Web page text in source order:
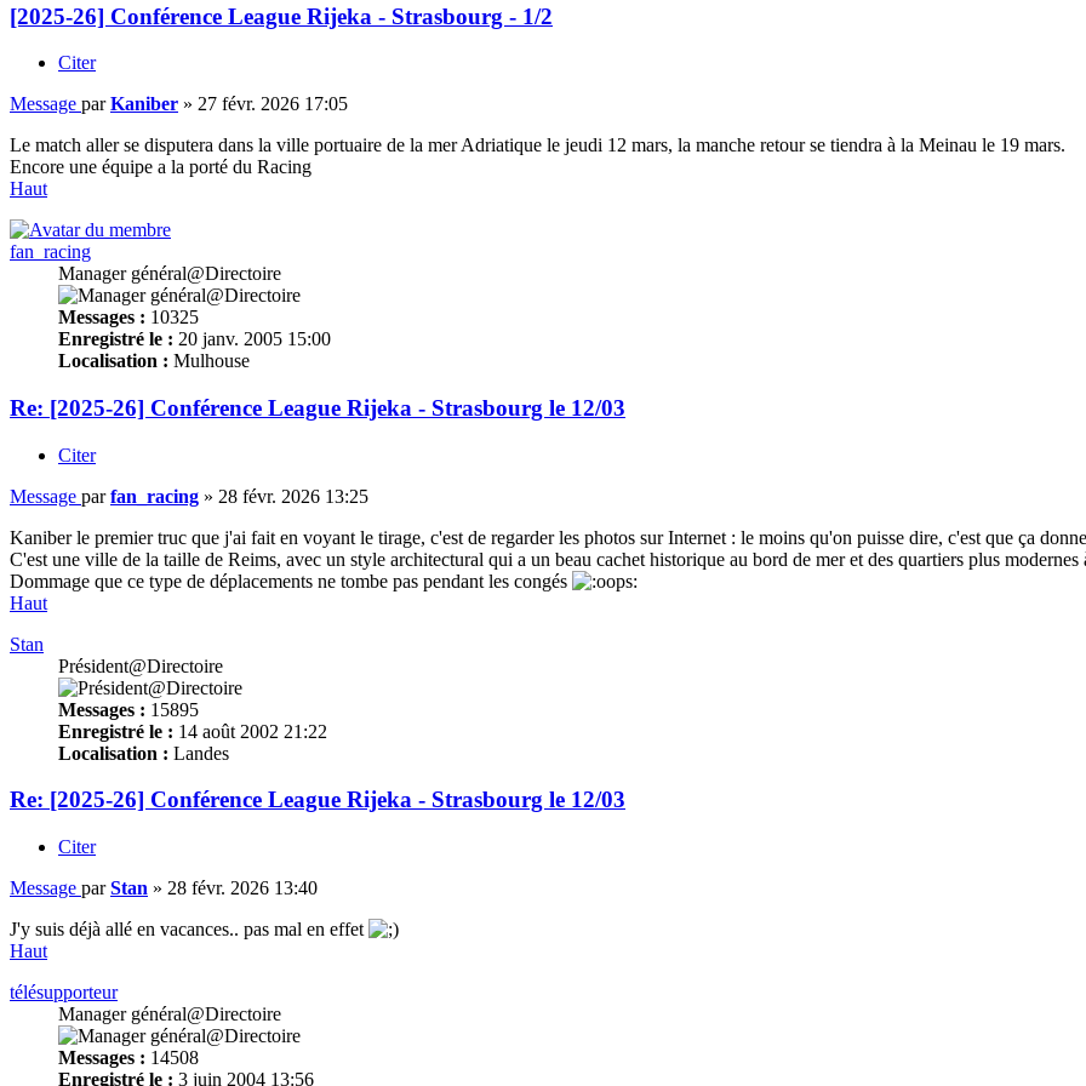
[2025-26] Conférence League Rijeka - Strasbourg - 1/2
Citer
Message parKaniber » 27 févr. 2026 17:05
Le match aller se disputera dans la ville portuaire de la mer Adriatique le jeudi 12 mars, la manche retour se tiendra à la Meinau le 19 mars.
Encore une équipe a la porté du Racing
Haut
fan_racing
Manager général@Directoire
Messages : 10325
Enregistré le : 20 janv. 2005 15:00
Localisation : Mulhouse
Re: [2025-26] Conférence League Rijeka - Strasbourg le 12/03
Citer
Message parfan_racing » 28 févr. 2026 13:25
Kaniber le premier truc que j'ai fait en voyant le tirage, c'est de regarder les photos sur Internet : le moins qu'on puisse dire, c'est que ça
C'est une ville de la taille de Reims, avec un style architectural qui a un beau cachet historique au bord de mer et des quartiers plus modernes
Dommage que ce type de déplacements ne tombe pas pendant les congés
Haut
Stan
Président@Directoire
Messages : 15895
Enregistré le : 14 août 2002 21:22
Localisation : Landes
Re: [2025-26] Conférence League Rijeka - Strasbourg le 12/03
Citer
Message parStan » 28 févr. 2026 13:40
J'y suis déjà allé en vacances.. pas mal en effet
Haut
télésupporteur
Manager général@Directoire
Messages : 14508
Enregistré le : 3 juin 2004 13:56